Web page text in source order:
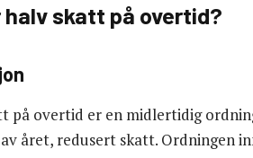
halv skatt på overtid?
på overtid er en midlertidig
året, redusert skatt. Ordningen